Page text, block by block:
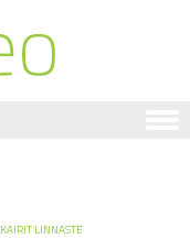
KAIRIT LINNASTE